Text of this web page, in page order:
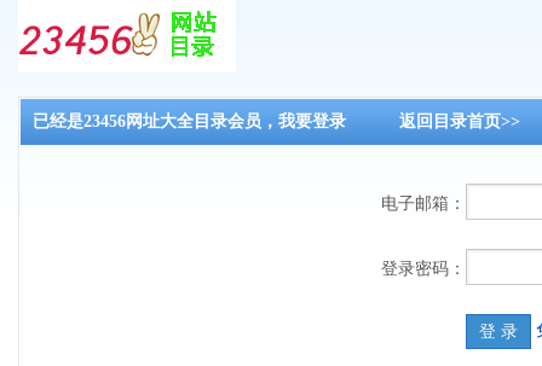
已经是23456网址大全目录会员，我要登录 返回目录首页>>
电子邮箱：
登录密码：